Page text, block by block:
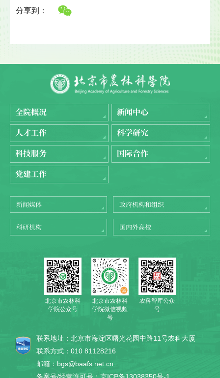
分享到：
全院概况
新闻中心
人才工作
科学研究
科技服务
国际合作
党建工作
新闻媒体 政府机构和组织
科研机构 国内外高校
北京市农林科
学院公众号
北京市农林科
学院微信视频
号
农科智库公众
号
联系地址：北京市海淀区曙光花园中路11号农科大厦
联系方式：010 81128216
邮箱：bgs@baafs.net.cn